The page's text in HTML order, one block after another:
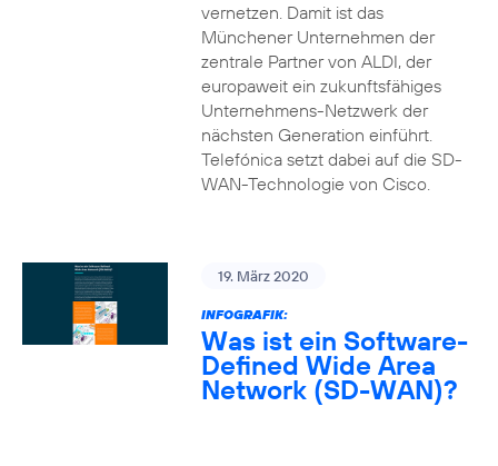
vernetzen. Damit ist das
Münchener Unternehmen der
zentrale Partner von ALDI, der
europaweit ein zukunftsfähiges
Unternehmens-Netzwerk der
nächsten Generation einführt.
Telefónica setzt dabei auf die SD-
WAN-Technologie von Cisco.
19. März 2020
INFOGRAFIK:
Was ist ein Software-
Defined Wide Area
Network (SD-WAN)?